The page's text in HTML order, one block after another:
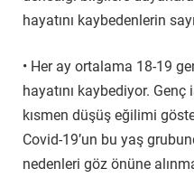
hayatını kaybedenlerin
• Her ay ortalama 18-19
hayatını kaybediyor.
kısmen düşüş eğilimi
Covid-19’un bu yaş
nedenleri göz önüne